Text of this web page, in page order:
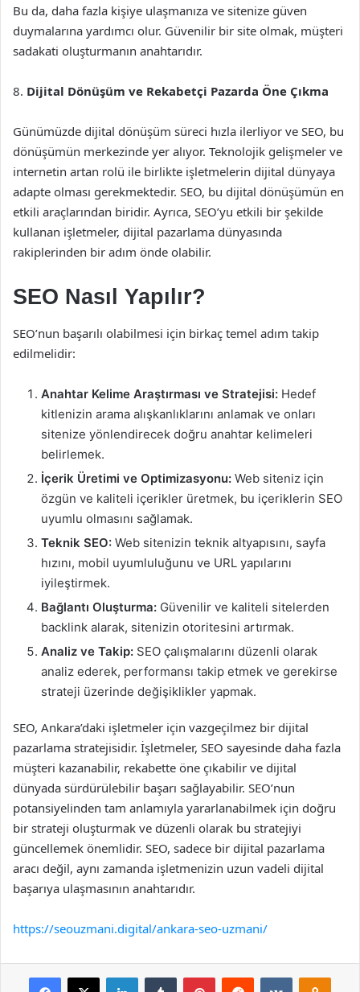
Bu da, daha fazla kişiye ulaşmanıza ve sitenize güven
duymalarına yardımcı olur. Güvenilir bir site olmak, müşteri
sadakati oluşturmanın anahtarıdır.
8. Dijital Dönüşüm ve Rekabetçi Pazarda Öne Çıkma
Günümüzde dijital dönüşüm süreci hızla ilerliyor ve SEO, bu
dönüşümün merkezinde yer alıyor. Teknolojik gelişmeler ve
internetin artan rolü ile birlikte işletmelerin dijital dünyaya
adapte olması gerekmektedir. SEO, bu dijital dönüşümün en
etkili araçlarından biridir. Ayrıca, SEO’yu etkili bir şekilde
kullanan işletmeler, dijital pazarlama dünyasında
rakiplerinden bir adım önde olabilir.
SEO Nasıl Yapılır?
SEO’nun başarılı olabilmesi için birkaç temel adım takip
edilmelidir:
Anahtar Kelime Araştırması ve Stratejisi: Hedef
kitlenizin arama alışkanlıklarını anlamak ve onları
sitenize yönlendirecek doğru anahtar kelimeleri
belirlemek.
İçerik Üretimi ve Optimizasyonu: Web siteniz için
özgün ve kaliteli içerikler üretmek, bu içeriklerin SEO
uyumlu olmasını sağlamak.
Teknik SEO: Web sitenizin teknik altyapısını, sayfa
hızını, mobil uyumluluğunu ve URL yapılarını
iyileştirmek.
Bağlantı Oluşturma: Güvenilir ve kaliteli sitelerden
backlink alarak, sitenizin otoritesini artırmak.
Analiz ve Takip: SEO çalışmalarını düzenli olarak
analiz ederek, performansı takip etmek ve gerekirse
strateji üzerinde değişiklikler yapmak.
SEO, Ankara’daki işletmeler için vazgeçilmez bir dijital
pazarlama stratejisidir. İşletmeler, SEO sayesinde daha fazla
müşteri kazanabilir, rekabette öne çıkabilir ve dijital
dünyada sürdürülebilir başarı sağlayabilir. SEO’nun
potansiyelinden tam anlamıyla yararlanabilmek için doğru
bir strateji oluşturmak ve düzenli olarak bu stratejiyi
güncellemek önemlidir. SEO, sadece bir dijital pazarlama
aracı değil, aynı zamanda işletmenizin uzun vadeli dijital
başarıya ulaşmasının anahtarıdır.
https://seouzmani.digital/ankara-seo-uzmani/
Facebook
X LinkedInTumblr PinterestReddit VKontakte